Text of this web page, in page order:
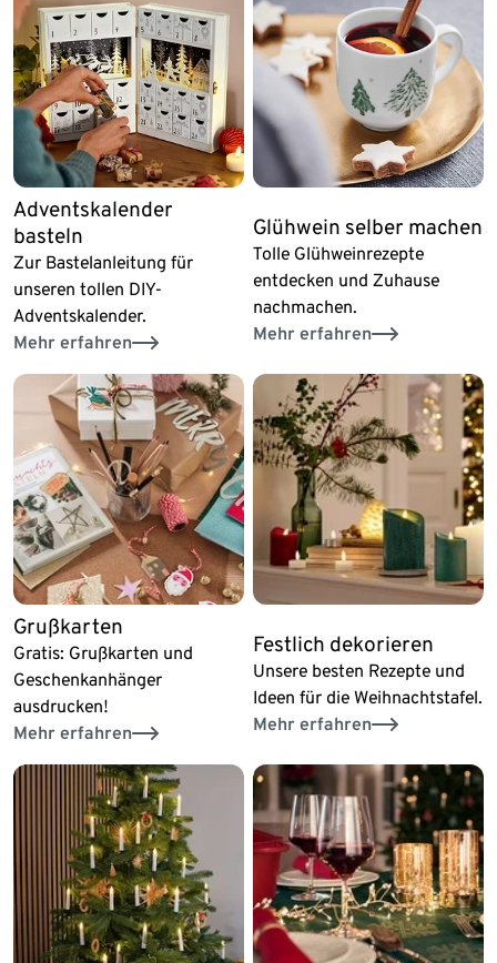
Adventskalender
basteln
Zur Bastelanleitung für
unseren tollen DIY-
Adventskalender.
Mehr erfahren
Glühwein selber machen
Tolle Glühweinrezepte
entdecken und Zuhause
nachmachen.
Mehr erfahren
Grußkarten
Gratis: Grußkarten und
Geschenkanhänger
ausdrucken!
Mehr erfahren
Festlich dekorieren
Unsere besten Rezepte und
Ideen für die Weihnachtstafel.
Mehr erfahren